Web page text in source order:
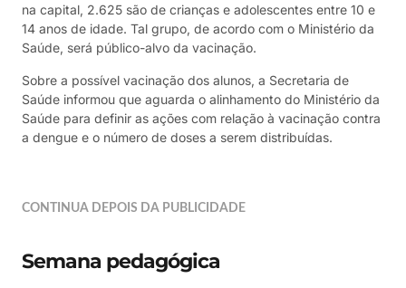
na capital, 2.625 são de crianças e adolescentes entre 10 e
14 anos de idade. Tal grupo, de acordo com o Ministério da
Saúde, será público-alvo da vacinação.
Sobre a possível vacinação dos alunos, a Secretaria de
Saúde informou que aguarda o alinhamento do Ministério da
Saúde para definir as ações com relação à vacinação contra
a dengue e o número de doses a serem distribuídas.
CONTINUA DEPOIS DA PUBLICIDADE
Semana pedagógica